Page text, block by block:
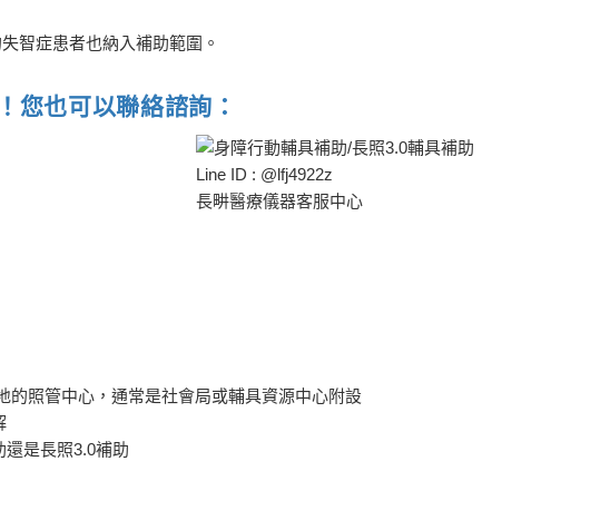
智症患者也納入補助範圍。
您也可以聯絡諮詢：
Line ID : @lfj4922z
長畊醫療儀器客服中心
的照管中心，通常是社會局或輔具資源中心附設
是長照3.0補助